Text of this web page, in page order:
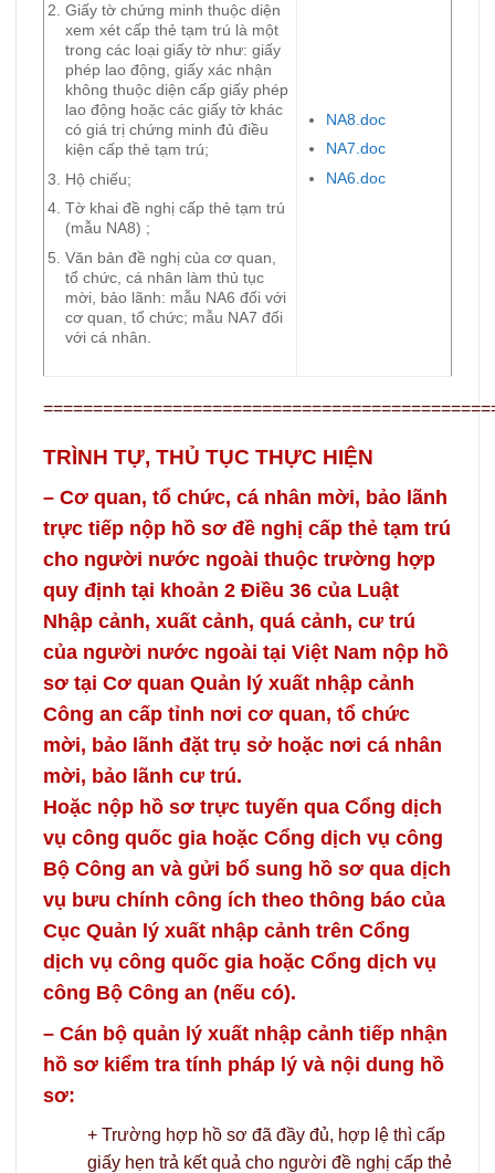
Giấy tờ chứng minh thuộc diện
xem xét cấp thẻ tạm trú là một
trong các loại giấy tờ như: giấy
phép lao động, giấy xác nhận
không thuộc diện cấp giấy phép
lao động hoặc các giấy tờ khác
có giá trị chứng minh đủ điều
kiện cấp thẻ tạm trú;
Hộ chiếu;
Tờ khai đề nghị cấp thẻ tạm trú
(mẫu NA8) ;
Văn bản đề nghị của cơ quan,
tổ chức, cá nhân làm thủ tục
mời, bảo lãnh: mẫu NA6 đối với
cơ quan, tổ chức; mẫu NA7 đối
với cá nhân.
NA8.doc
NA7.doc
NA6.doc
TRÌNH TỰ, THỦ TỤC THỰC HIỆN
– Cơ quan, tổ chức, cá nhân mời, bảo lãnh
trực tiếp nộp hồ sơ đề nghị cấp thẻ tạm trú
cho người nước ngoài thuộc trường hợp
quy định tại khoản 2 Điều 36 của Luật
Nhập cảnh, xuất cảnh, quá cảnh, cư trú
của người nước ngoài tại Việt Nam nộp hồ
sơ tại Cơ quan Quản lý xuất nhập cảnh
Công an cấp tỉnh nơi cơ quan, tổ chức
mời, bảo lãnh đặt trụ sở hoặc nơi cá nhân
mời, bảo lãnh cư trú.
Hoặc nộp hồ sơ trực tuyến qua Cổng dịch
vụ công quốc gia hoặc Cổng dịch vụ công
Bộ Công an và gửi bổ sung hồ sơ qua dịch
vụ bưu chính công ích theo thông báo của
Cục Quản lý xuất nhập cảnh trên Cổng
dịch vụ công quốc gia hoặc Cổng dịch vụ
công Bộ Công an (nếu có).
– Cán bộ quản lý xuất nhập cảnh tiếp nhận
hồ sơ kiểm tra tính pháp lý và nội dung hồ
sơ:
+ Trường hợp hồ sơ đã đầy đủ, hợp lệ thì cấp
giấy hẹn trả kết quả cho người đề nghị cấp thẻ